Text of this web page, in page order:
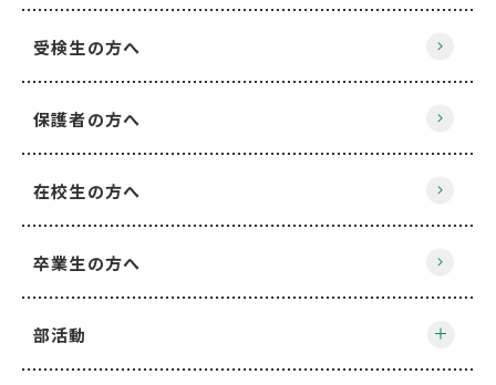
受検生の方へ
保護者の方へ
在校生の方へ
卒業生の方へ
部活動